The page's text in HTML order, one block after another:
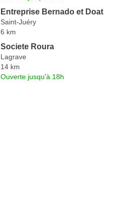
Entreprise Bernado et Doat
Saint-Juéry
6 km
Societe Roura
Lagrave
14 km
Ouverte jusqu'à 18h